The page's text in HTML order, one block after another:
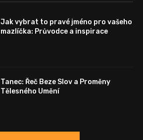
Jak vybrat to pravé jméno pro vašeho
mazlíčka: Průvodce a inspirace
Tanec: Řeč Beze Slov a Proměny
Tělesného Umění